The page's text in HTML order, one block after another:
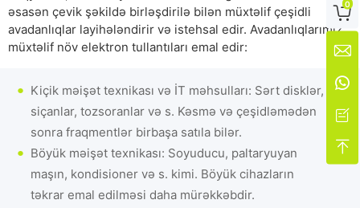
əsasən çevik şəkildə birləşdirilə bilən müxtəlif çeşidli
avadanlıqlar layihələndirir və istehsal edir. Avadanlıqlarımız
müxtəlif növ elektron tullantıları emal edir:
Kiçik məişət texnikası və İT məhsulları: Sərt disklər,
siçanlar, tozsoranlar və s. Kəsmə və çeşidləmədən
sonra fraqmentlər birbaşa satıla bilər.
Böyük məişət texnikası: Soyuducu, paltaryuyan
maşın, kondisioner və s. kimi. Böyük cihazların
təkrar emal edilməsi daha mürəkkəbdir.

0



